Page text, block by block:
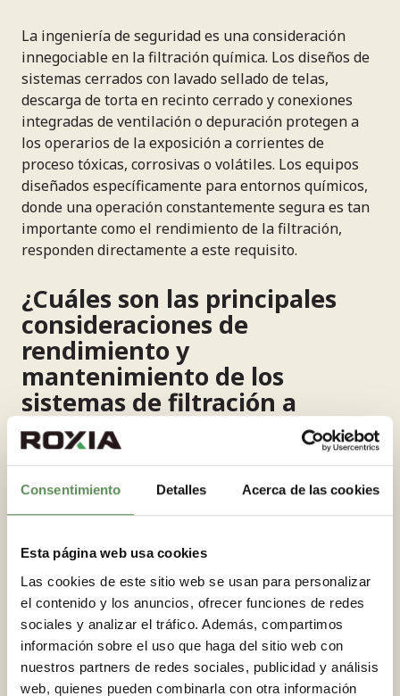
Consentimiento Detalles Acerca de las cookies
Esta página web usa cookies
Las cookies de este sitio web se usan para personalizar
el contenido y los anuncios, ofrecer funciones de redes
sociales y analizar el tráfico. Además, compartimos
información sobre el uso que haga del sitio web con
nuestros partners de redes sociales, publicidad y análisis
web, quienes pueden combinarla con otra información
La ingeniería de seguridad es una consideración
innegociable en la filtración química. Los diseños de
sistemas cerrados con lavado sellado de telas,
descarga de torta en recinto cerrado y conexiones
integradas de ventilación o depuración protegen a
los operarios de la exposición a corrientes de
proceso tóxicas, corrosivas o volátiles. Los equipos
diseñados específicamente para entornos químicos,
donde una operación constantemente segura es tan
importante como el rendimiento de la filtración,
responden directamente a este requisito.
¿Cuáles son las principales
consideraciones de
rendimiento y
mantenimiento de los
sistemas de filtración a
presión en plantas químicas?
El rendimiento sostenido de la filtración depende
de un mantenimiento disciplinado y de la
monitorización continua del procesoa lo largo del
filtrante es una de las decisiones más determinantes:
el tipo de tejido, la fibra y el tratamiento superficial
deben adaptarse a la distribución granulométrica y a
la composición química de la lechada para evitar el
cegamiento, fenómeno en el que las partículas finas
obstruyen los poros de la tela y reducen
progresivamente la velocidad de filtración con el